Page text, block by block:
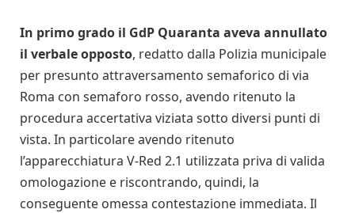
In primo grado il GdP Quaranta aveva annullato
il verbale opposto, redatto dalla Polizia municipale
per presunto attraversamento semaforico di via
Roma con semaforo rosso, avendo ritenuto la
procedura accertativa viziata sotto diversi punti di
vista. In particolare avendo ritenuto
l’apparecchiatura V-Red 2.1 utilizzata priva di valida
omologazione e riscontrando, quindi, la
conseguente omessa contestazione immediata. Il